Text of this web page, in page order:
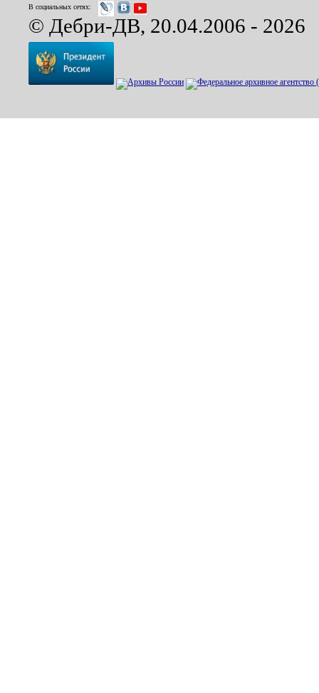
В социальных сетях:
© Дебри-ДВ, 20.04.2006 - 2026